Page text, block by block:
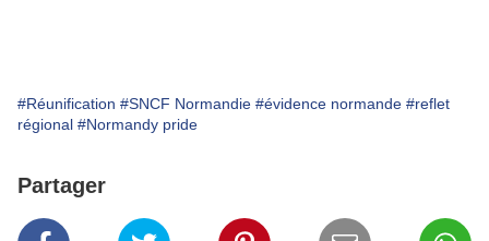
#Réunification #SNCF Normandie #évidence normande #reflet
régional #Normandy pride
Partager